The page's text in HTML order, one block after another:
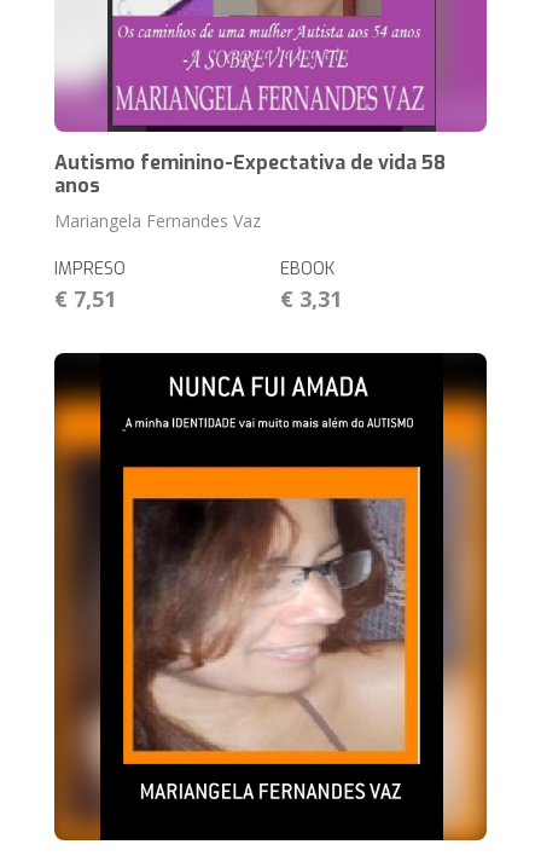
Autismo feminino-Expectativa de vida 58
anos
Mariangela Fernandes Vaz
IMPRESO
€ 7,51
EBOOK
€ 3,31